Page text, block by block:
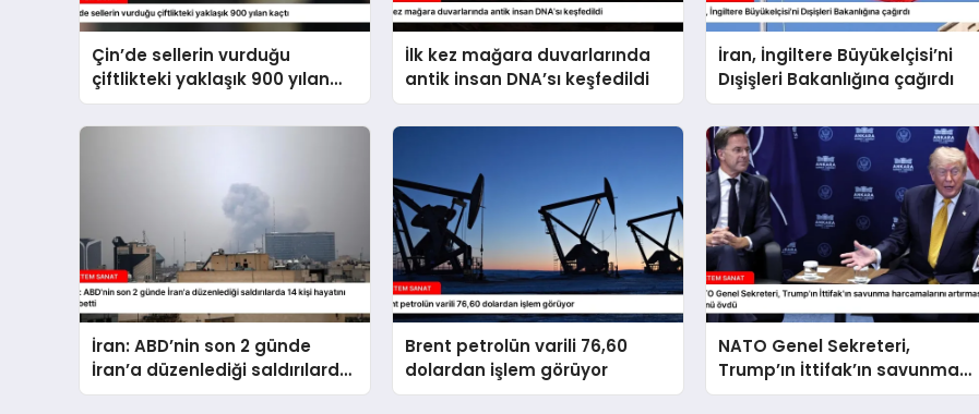
Çin’de sellerin vurduğu
çiftlikteki yaklaşık 900 yılan
kaçtı
İlk kez mağara duvarlarında
antik insan DNA’sı keşfedildi
İran, İngiltere Büyükelçisi’ni
Dışişleri Bakanlığına çağırdı
İran: ABD’nin son 2 günde
İran’a düzenlediği saldırılarda
14 kişi hayatını kaybetti
Brent petrolün varili 76,60
dolardan işlem görüyor
NATO Genel Sekreteri,
Trump’ın İttifak’ın savunma
harcamalarını artırmasındaki